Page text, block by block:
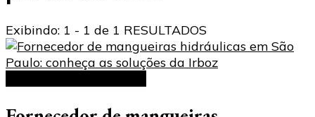
Exibindo: 1 - 1 de 1 RESULTADOS